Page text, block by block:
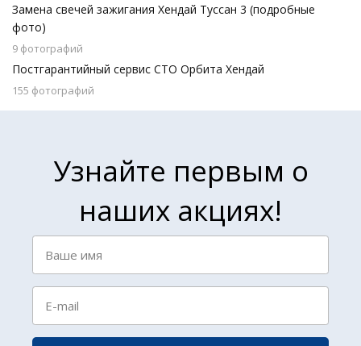
Замена свечей зажигания Хендай Туссан 3 (подробные
фото)
9 фотографий
Постгарантийный сервис СТО Орбита Хендай
155 фотографий
Узнайте первым о
наших акциях!